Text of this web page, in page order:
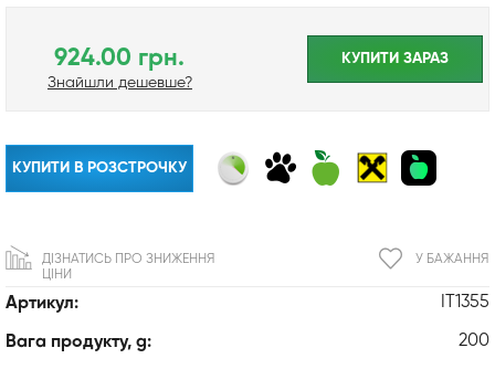
Артикул: IT1355
Вага продукту, g: 200
924.00 грн.
Знайшли дешевше?
КУПИТИ ЗАРАЗ
КУПИТИ В РОЗСТРОЧКУ
У БАЖАННЯ
ДІЗНАТИСЬ ПРО ЗНИЖЕННЯ
ЦІНИ